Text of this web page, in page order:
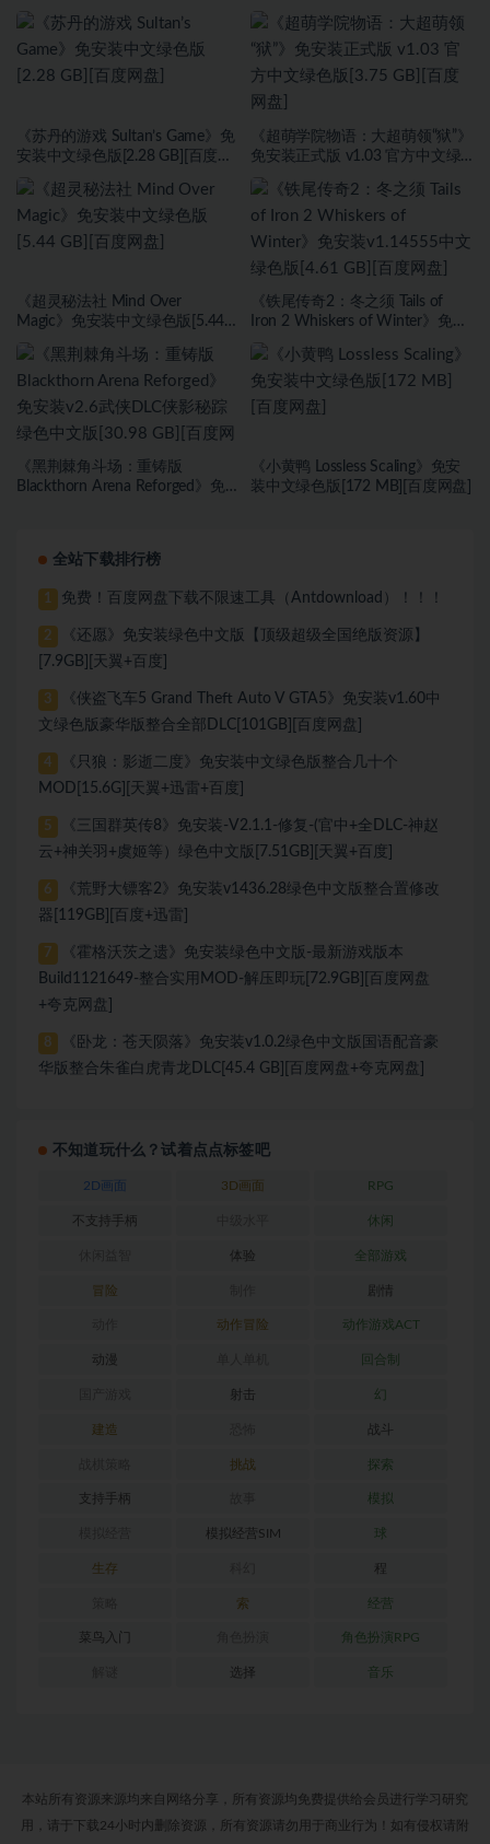
《苏丹的游戏 Sultan’s Game》免
安装中文绿色版[2.28 GB][百度网
《超萌学院物语：大超萌领“狱”》
免安装正式版 v1.03 官方中文绿
《超灵秘法社 Mind Over
Magic》免安装中文绿色版[5.44
《铁尾传奇2：冬之须 Tails of
Iron 2 Whiskers of Winter》免安
[百度网盘]
《黑荆棘角斗场：重铸版
Blackthorn Arena Reforged》免
《小黄鸭 Lossless Scaling》免安
装中文绿色版[172 MB][百度网盘]
全站下载排行榜
1 免费！百度网盘下载不限速工具（Antdownload）！！！
2
《还愿》免安装绿色中文版【顶级超级全国绝版资源】
[7.9GB][天翼+百度]
3
《侠盗飞车5 Grand Theft Auto V GTA5》免安装v1.60中
文绿色版豪华版整合全部DLC[101GB][百度网盘]
4
《只狼：影逝二度》免安装中文绿色版整合几十个
MOD[15.6G][天翼+迅雷+百度]
5
《三国群英传8》免安装-V2.1.1-修复-(官中+全DLC-神赵
云+神关羽+虞姬等）绿色中文版[7.51GB][天翼+百度]
6
《荒野大镖客2》免安装v1436.28绿色中文版整合置修改
器[119GB][百度+迅雷]
7
《霍格沃茨之遗》免安装绿色中文版-最新游戏版本
Build1121649-整合实用MOD-解压即玩[72.9GB][百度网盘
+夸克网盘]
8
《卧龙：苍天陨落》免安装v1.0.2绿色中文版国语配音豪
华版整合朱雀白虎青龙DLC[45.4 GB][百度网盘+夸克网盘]
不知道玩什么？试着点点标签吧
2D画面 3D画面 RPG
不支持手柄 休闲
体验 全部游戏
冒险 剧情
动作冒险 动作游戏ACT
动漫 回合制
射击 幻
建造 战斗
挑战 探索
支持手柄 模拟
模拟经营SIM 球
生存 程
索 经营
菜鸟入门 角色扮演RPG
选择 音乐
本站所有资源来源均来自网络分享，所有资源均免费提供给会员进行学习研究
用，请于下载24小时内删除资源，所有资源请勿用于商业行为！如有侵权请附